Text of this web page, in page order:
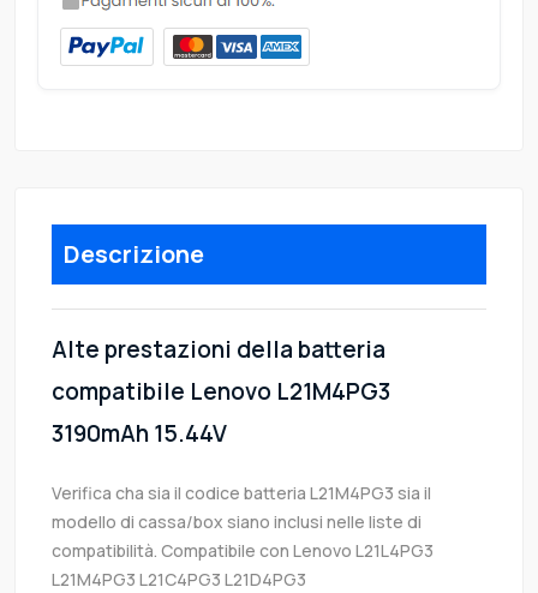
Descrizione
Alte prestazioni della batteria
compatibile Lenovo L21M4PG3
3190mAh 15.44V
Verifica cha sia il codice batteria L21M4PG3 sia il
modello di cassa/box siano inclusi nelle liste di
compatibilità. Compatibile con Lenovo L21L4PG3
L21M4PG3 L21C4PG3 L21D4PG3